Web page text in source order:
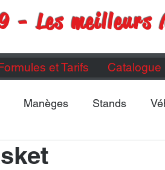
- Les meilleurs
et Tarifs Catalogue
Manèges Stands
Maps